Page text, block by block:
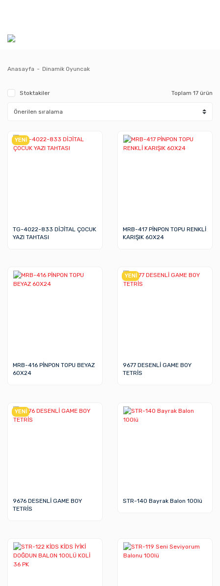
Anasayfa Dinamik Oyuncak
Stoktakiler Toplam 17 ürün
YENİ
TG-4022-833 DİJİTAL ÇOCUK
YAZI TAHTASI
MRB-417 PİNPON TOPU RENKLİ
KARIŞIK 60X24
MRB-416 PİNPON TOPU BEYAZ
60X24
YENİ
9677 DESENLİ GAME BOY
TETRİS
YENİ
9676 DESENLİ GAME BOY
TETRİS
STR-140 Bayrak Balon 100lü